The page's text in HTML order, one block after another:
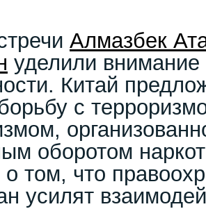
Алмазбек
уделили
Китай
с
оборотом
том, что
усилят